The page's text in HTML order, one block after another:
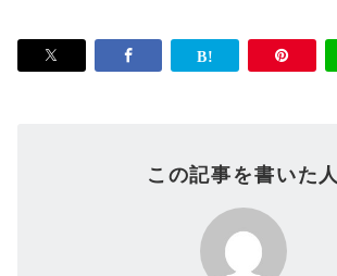
この記事を書いた人